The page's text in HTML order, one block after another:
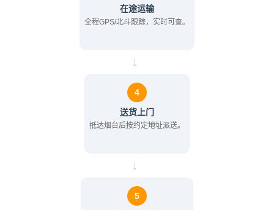
在途运输
全程GPS/北斗跟踪，实时可查。
→
4
送货上门
抵达烟台后按约定地址派送。
→
5